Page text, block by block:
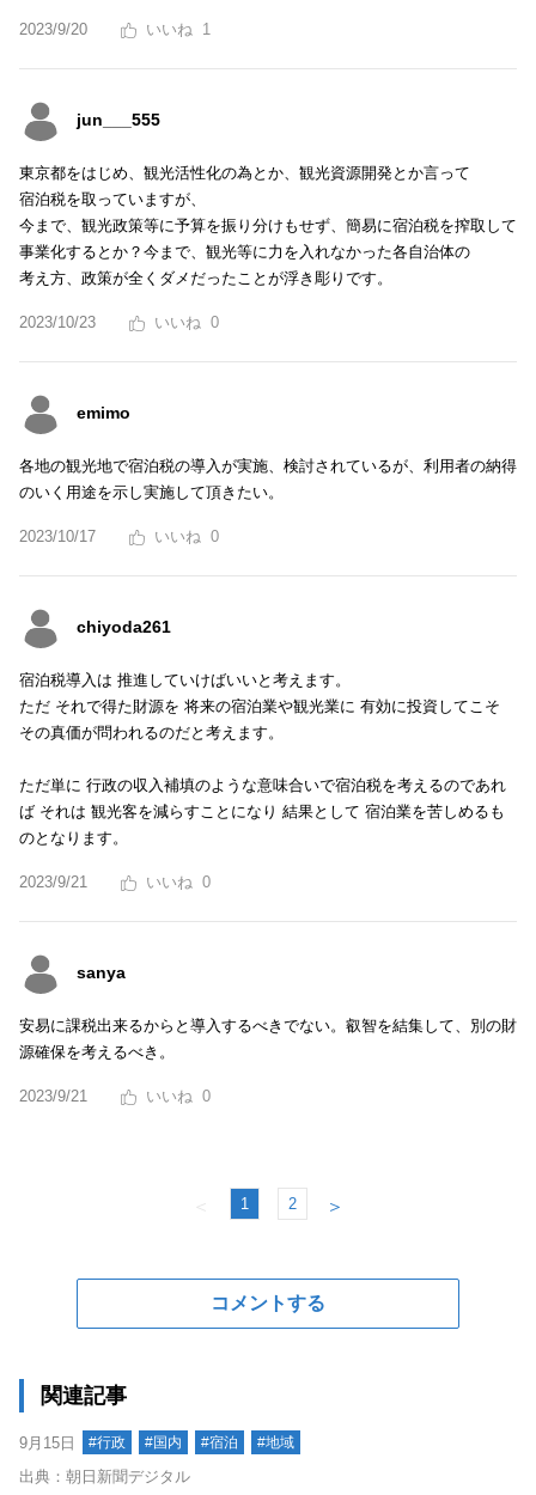
2023/9/20 1
jun___555
東京都をはじめ、観光活性化の為とか、観光資源開発とか言って
宿泊税を取っていますが、
今まで、観光政策等に予算を振り分けもせず、簡易に宿泊税を搾取して
事業化するとか？今まで、観光等に力を入れなかった各自治体の
考え方、政策が全くダメだったことが浮き彫りです。
2023/10/23 0
emimo
各地の観光地で宿泊税の導入が実施、検討されているが、利用者の納得
のいく用途を示し実施して頂きたい。
2023/10/17 0
chiyoda261
宿泊税導入は 推進していけばいいと考えます。
ただ それで得た財源を 将来の宿泊業や観光業に 有効に投資してこそ
その真価が問われるのだと考えます。
ただ単に 行政の収入補填のような意味合いで宿泊税を考えるのであれ
ば それは 観光客を減らすことになり 結果として 宿泊業を苦しめるも
のとなります。
2023/9/21 0
sanya
安易に課税出来るからと導入するべきでない。叡智を結集して、別の財
源確保を考えるべき。
2023/9/21 0
＜ 1 2 ＞
コメントする
関連記事
9月15日 #行政 #国内 #宿泊 #地域
出典：朝日新聞デジタル